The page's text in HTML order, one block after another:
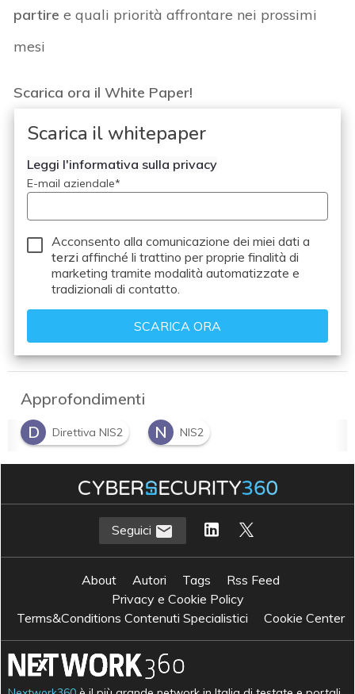
partire e quali priorità affrontare nei prossimi
mesi
Scarica ora il White Paper!
Scarica il whitepaper
Leggi l'informativa sulla privacy
E-mail aziendale*
Acconsento alla comunicazione dei miei dati a
terzi affinché li trattino per proprie finalità di
marketing tramite modalità automatizzate e
tradizionali di contatto.
Approfondimenti
D
Direttiva NIS2 N NIS2
Seguici
About Autori Tags
Rss Feed
Privacy e Cookie Policy
Terms&Conditions Contenuti Specialistici
Cookie Center